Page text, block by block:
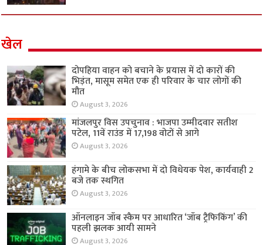
खेल
दोपहिया वाहन को बचाने के प्रयास में दो कारों की
भिड़ंत, मासूम समेत एक ही परिवार के चार लोगों की
मौत
August 3, 2026
मांजलपुर विस उपचुनाव : भाजपा उम्मीदवार सतीश
पटेल, 11वें राउंड में 17,198 वोटों से आगे
August 3, 2026
हंगामे के बीच लोकसभा में दो विधेयक पेश, कार्यवाही 2
बजे तक स्थगित
August 3, 2026
ऑनलाइन जॉब स्कैम पर आधारित ‘जॉब ट्रैफिकिंग’ की
पहली झलक आयी सामने
August 3, 2026